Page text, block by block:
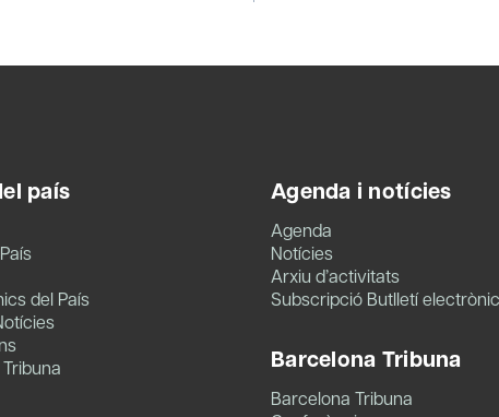
país
del País
Agenda i notícies
Agenda
Notícies
Arxiu d’activitats
Subscripció Butlletí electrònic
Barcelona Tribuna
Barcelona Tribuna